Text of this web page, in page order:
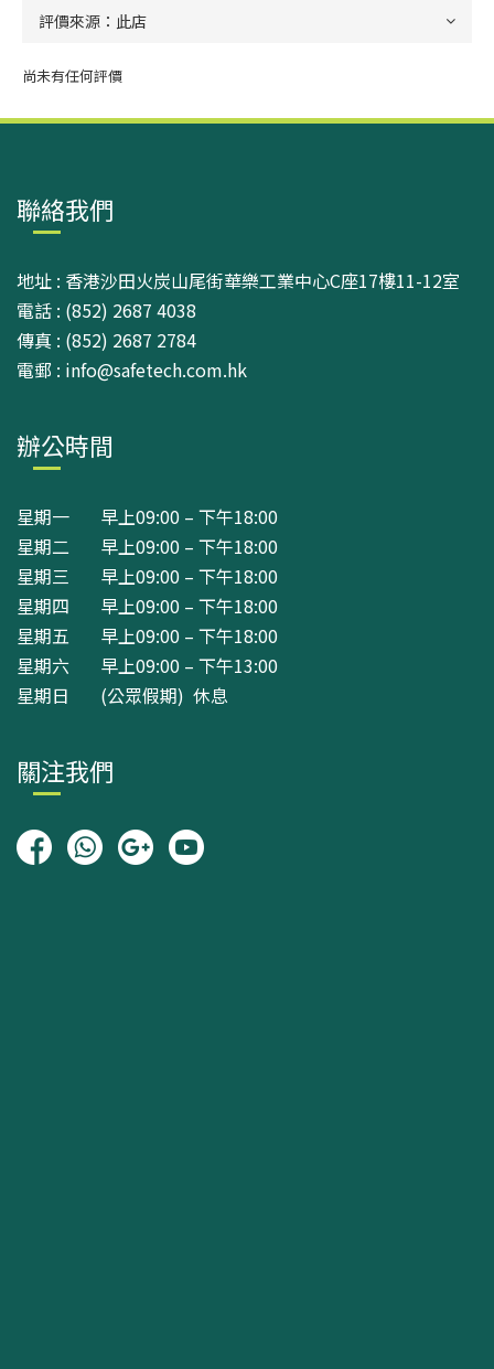
尚未有任何評價
聯絡我們
地址 : 香港沙田火炭山尾街華樂工業中心C座17樓11-12室
電話 : (852) 2687 4038
傳真 : (852) 2687 2784
電郵 : info@safetech.com.hk
辦公時間
星期一 早上09:00 – 下午18:00
星期二 早上09:00 – 下午18:00
星期三 早上09:00 – 下午18:00
星期四 早上09:00 – 下午18:00
星期五 早上09:00 – 下午18:00
星期六 早上09:00 – 下午13:00
星期日 (公眾假期) 休息
關注我們